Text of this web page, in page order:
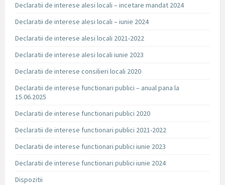
Declaratii de interese alesi locali – incetare mandat 2024
Declaratii de interese alesi locali – iunie 2024
Declaratii de interese alesi locali 2021-2022
Declaratii de interese alesi locali iunie 2023
Declaratii de interese consilieri locali 2020
Declaratii de interese functionari publici – anual pana la
15.06.2025
Declaratii de interese functionari publici 2020
Declaratii de interese functionari publici 2021-2022
Declaratii de interese functionari publici iunie 2023
Declaratii de interese functionari publici iunie 2024
Dispozitii